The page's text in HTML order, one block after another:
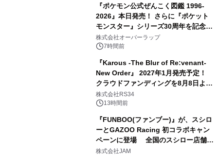
『ポケモン公式ぜんこく図鑑 1996-
2026』本日発売！ さらに『ポケット
モンスター』シリーズ30周年を記念し
た画集『ポケットモンスター ビジュア
ルアートブック』の発売決定！ 2026
株式会社オーバーラップ
7時間前
『Karous -The Blur of Re:venant-
New Order』 2027年1月発売予定！
クラウドファンディングを8月8日より
開始
株式会社RS34
13時間前
『FUNBOO(ファンブー)』が、スシロ
ーとGAZOO Racing 初コラボキャン
ペーンに登場 全国のスシロー店舗で
GR 4車種の FUNBOO(ミニカー)付き
株式会社JAM